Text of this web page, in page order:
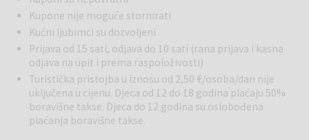
Kupone nije moguće stornirati
Kućni ljubimci su dozvoljeni
Prijava od 15 sati, odjava do 10 sati (rana prijava i kasna
odjava na upit i prema raspoloživosti)
Turistička pristojba u iznosu od 2,50 €/osoba/dan nije
uključena u cijenu. Djeca od 12 do 18 godina plaćaju 50%
boravišne takse. Djeca do 12 godina su oslobođena
plaćanja boravišne takse.